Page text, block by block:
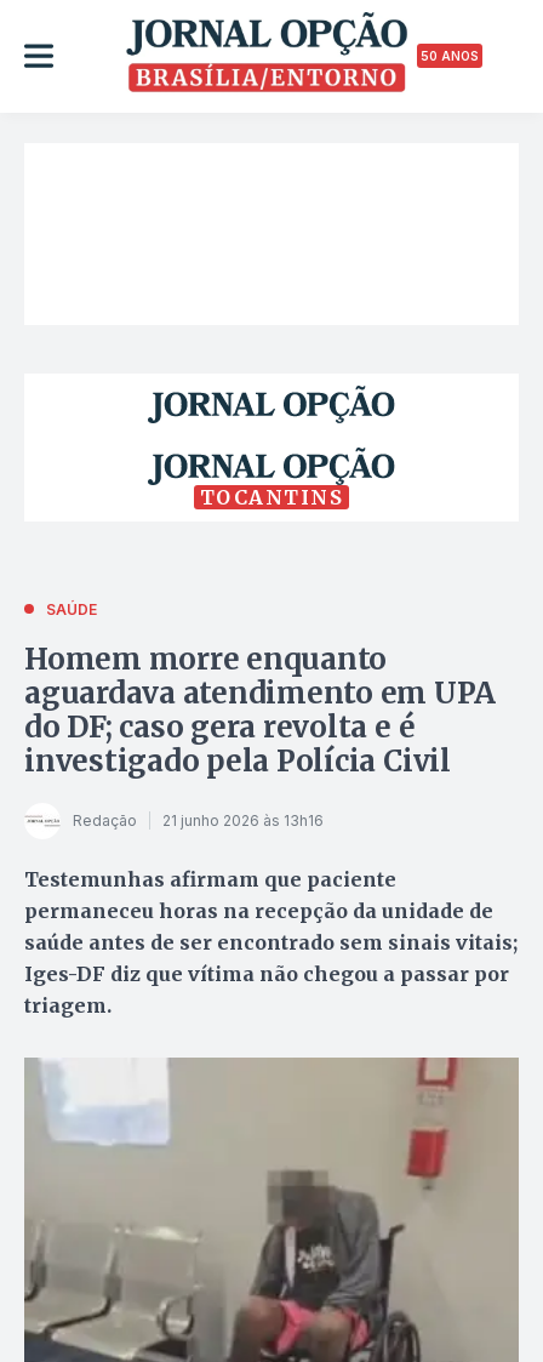
50 ANOS
TOCANTINS
SAÚDE
Homem morre enquanto
aguardava atendimento em UPA
do DF; caso gera revolta e é
investigado pela Polícia Civil
Redação 21 junho 2026 às 13h16
Testemunhas afirmam que paciente
permaneceu horas na recepção da unidade de
saúde antes de ser encontrado sem sinais vitais;
Iges-DF diz que vítima não chegou a passar por
triagem.